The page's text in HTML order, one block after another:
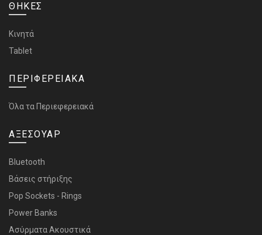
ΘΗΚΕΣ
Κινητά
Tablet
ΠΕΡΙΦΕΡΕΙΑΚΑ
Όλα τα Περιεφερειακά
ΑΞΕΣΟΥΑΡ
Bluetooth
Bάσεις στήριξης
Pop Sockets - Rings
Power Banks
Ασύρματα Ακουστικά